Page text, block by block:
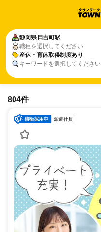
静岡県 日吉町駅
職種を選択してください
産休・育休取得制度あり
キーワードを選択してください
804件
派遣社員